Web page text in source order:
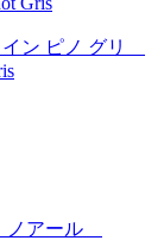
イン ピノ グリ